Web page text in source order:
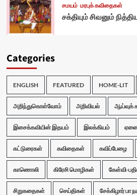
சமயம் மரபுக் கவிதைகள்
சக்தியும் சிவனும்
Categories
ENGLISH FEATURED HOME-LIT
அறிந்துகொள்வோம் அறிவியல் ஆய்வுக்
இசைக்கவியின் இதயம் இலக்கியம்
கட்டுரைகள் கவிதைகள் கவிப்பேழை
காணொலி கிரேசி மொழிகள் கேள்வி-
சிறுகதைகள் செய்திகள் சேக்கிழார் பா